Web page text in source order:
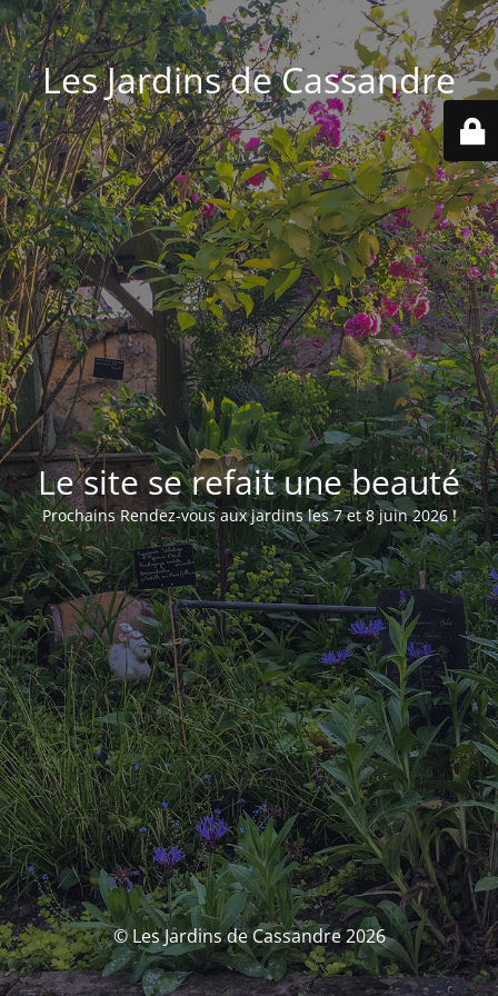
Les Jardins de Cassandre
Le site se refait une beauté
Prochains Rendez-vous aux jardins les 7 et 8 juin 2026 !
© Les Jardins de Cassandre 2026